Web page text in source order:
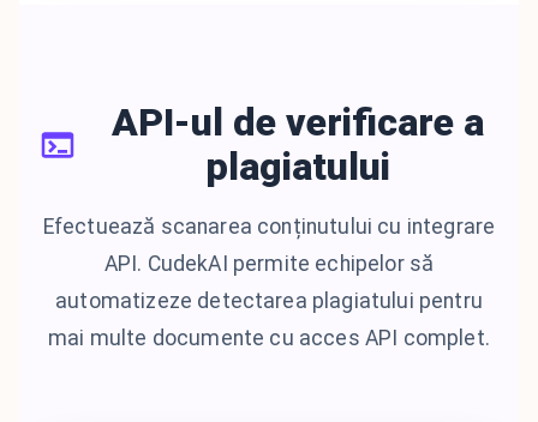
API-ul de verificare a
plagiatului
Efectuează scanarea conținutului cu integrare
API. CudekAI permite echipelor să
automatizeze detectarea plagiatului pentru
mai multe documente cu acces API complet.